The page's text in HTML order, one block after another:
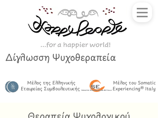
Δίγλωσση Ψυχοθεραπεία
Μέλος της Ελληνικής
Εταιρείας Συμβουλευτικής
Μέλος του Somatic
Experiencing® Italy